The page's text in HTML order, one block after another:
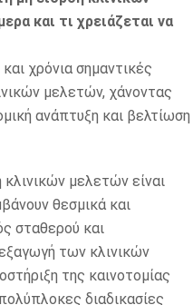
και τι χρειάζεται να
χρόνια σημαντικές
μελετών, χάνοντας
ανάπτυξη και βελτίωση
μελετών είναι
θεσμικά και
σταθερού και
των κλινικών
της καινοτομίας
διαδικασίες